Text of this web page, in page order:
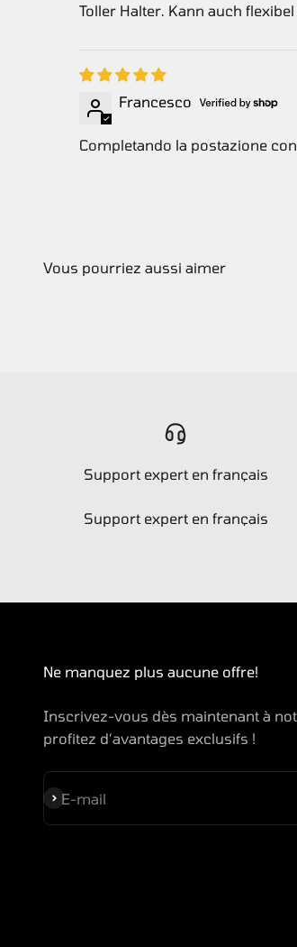
Toller Halter. Kann auch
Francesco
Completando la postazione
Support expert en français
Support expert en français
Ne manquez plus aucune offre!
Inscrivez-vous dès maintenant à
profitez d’avantages exclusifs !
E-mail
S'inscrire